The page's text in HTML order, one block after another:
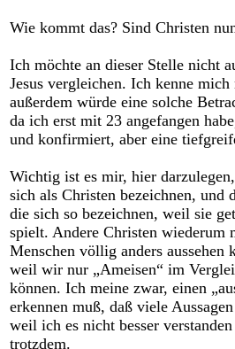
Wie kommt das? Sind Christen
Ich möchte an dieser Stelle nicht
Jesus vergleichen. Ich kenne
außerdem würde eine solche
da ich erst mit 23 angefangen
und konfirmiert, aber eine
Wichtig ist es mir, hier
sich als Christen bezeichnen, und
die sich so bezeichnen, weil sie
spielt. Andere Christen wiederum
Menschen völlig anders
weil wir nur „Ameisen“ im
können. Ich meine zwar, einen
erkennen muß, daß viele
weil ich es nicht besser
trotzdem.